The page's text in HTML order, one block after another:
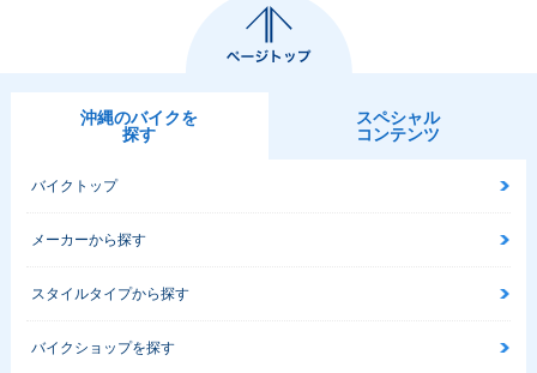
沖縄のバイクを
探す
スペシャル
コンテンツ
バイクトップ
メーカーから探す
スタイルタイプから探す
バイクショップを探す